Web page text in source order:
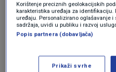
Korištenje preciznih geolokacijskih
karakteristika uređaja za
uređaju. Personalizirano oglašavanje
sadržaja, uvidi u publiku i razvoj
Popis partnera (dobavljača)
Prikaži svrhe